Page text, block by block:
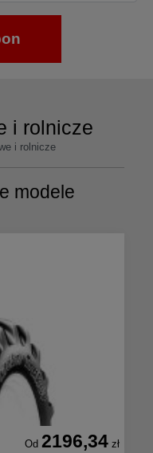
i rolnicze
i rolnicze
modele
Od 2196,34 zł